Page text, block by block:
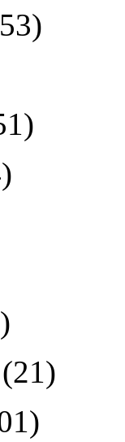
(21)